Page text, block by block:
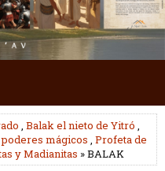
Balak el nieto de Yitró
,poderes mágicos Profeta de
y Madianitas » BALAK